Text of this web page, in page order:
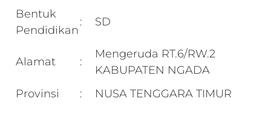
Bentuk
Pendidikan
: SD
Alamat :
Mengeruda RT.6/RW.2
KABUPATEN NGADA
Provinsi
: NUSA TENGGARA TIMUR